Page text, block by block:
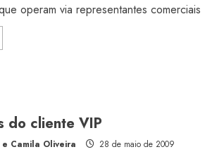
operam via representantes comerciais
do cliente VIP
Camila Oliveira 28 de maio de 2009